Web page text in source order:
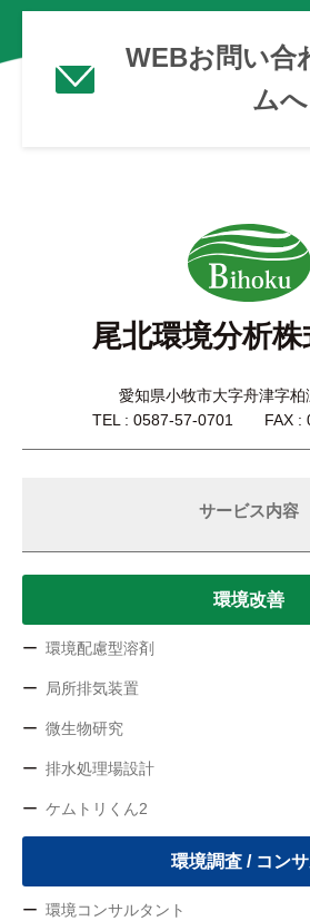
WEBお問い合
ムへ
尾北環境分析
愛知県小牧市大字舟津字柏
TEL : 0587-57-0701 FAX :
サービス内容
環境改善
環境配慮型溶剤
局所排気装置
微生物研究
排水処理場設計
ケムトリくん2
環境調査 / コン
環境コンサルタント